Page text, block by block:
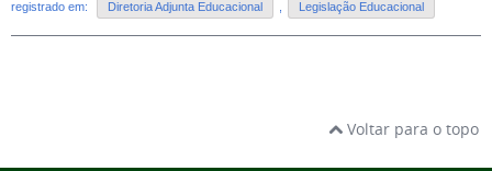
registrado em: Diretoria Adjunta Educacional Legislação Educacional
Voltar para o topo